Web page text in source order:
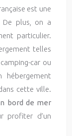
est une
De plus, on a
particulier.
telles
car ou
cette ville.
bord de mer
profiter d’un